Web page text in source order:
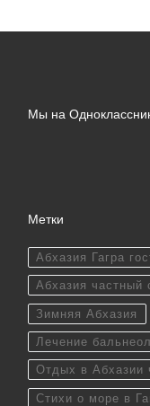
Мы на
Метки
Абхазия Гагра
Абхазия частный
Зимняя Абхазия
Лечение
Отдых в Абхазии
Стихи о море в